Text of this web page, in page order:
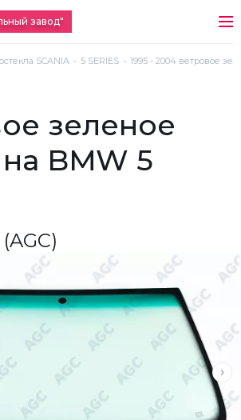
завод"
SCANIA 5 SERIES 1995 - 2004 ветровое
BMW 5